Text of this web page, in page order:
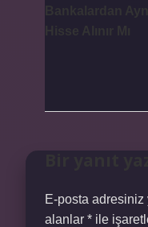
E-posta adresiniz
alanlar * ile